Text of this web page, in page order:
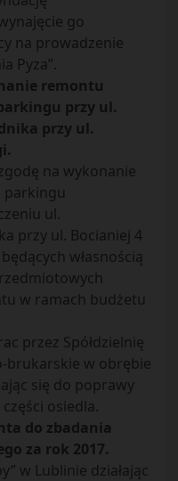
go
na prowadzenie
Pyza”.
remontu
przy ul.
przy ul.
na wykonanie
parkingu
ul.
przy ul. Bocianiej 4
własnością
w ramach budżetu
przez Spółdzielnię
brukarskie w obrębie
się do poprawy
osiedla.
do zbadania
za rok 2017.
w Lublinie działając